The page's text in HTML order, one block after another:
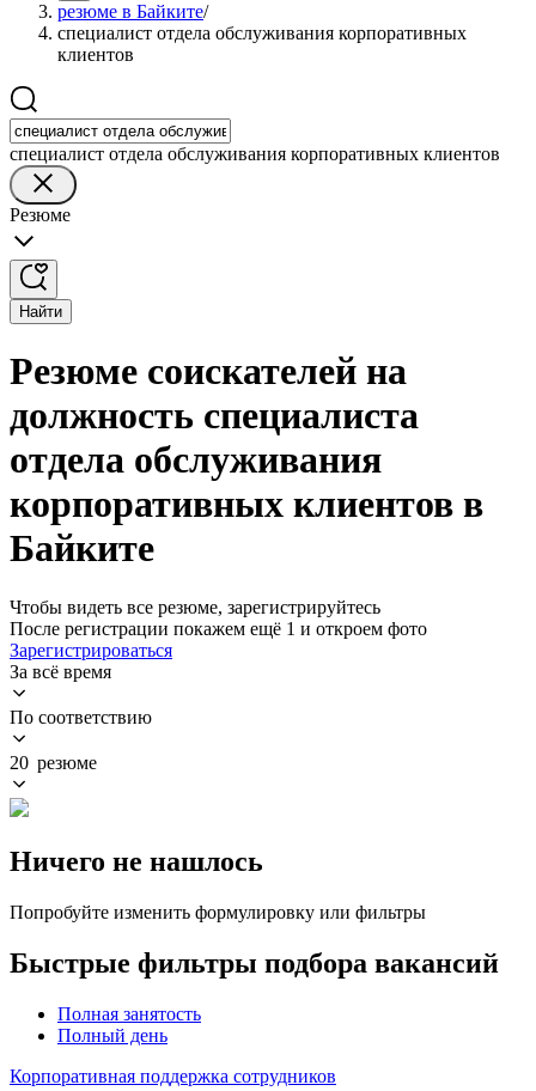
резюме в Байките/
специалист отдела обслуживания корпоративных
клиентов
специалист отдела обслуживания корпоративных клиентов
Резюме
Найти
Резюме соискателей на
должность специалиста
отдела обслуживания
корпоративных клиентов в
Байките
Чтобы видеть все резюме, зарегистрируйтесь
После регистрации покажем ещё 1 и откроем фото
Зарегистрироваться
За всё время
По соответствию
20 резюме
Ничего не нашлось
Попробуйте изменить формулировку или фильтры
Быстрые фильтры подбора вакансий
Полная занятость
Полный день
Корпоративная поддержка сотрудников